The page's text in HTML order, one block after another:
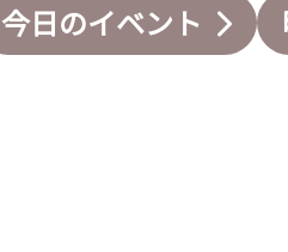
今日のイベント